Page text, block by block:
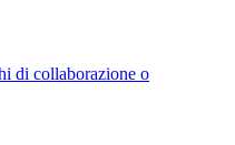
di collaborazione o